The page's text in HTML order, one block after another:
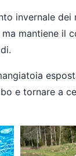
invernale
mantiene
e tornare a